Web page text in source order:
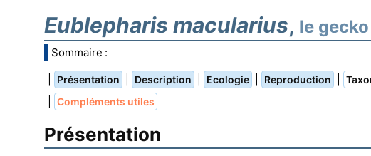
Eublepharis macularius, le
Sommaire :
Présentation Description Ecologie Reproduction
Compléments utiles
Présentation